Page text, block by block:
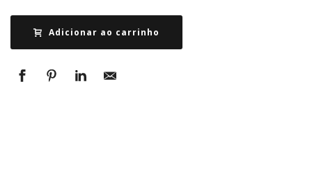
Adicionar ao carrinho